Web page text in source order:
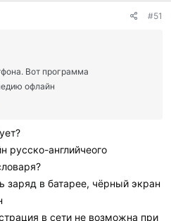
#51
Вот программа
офлайн
русско-английчеого
заряд в батарее, чёрный экран
в сети не возможна при